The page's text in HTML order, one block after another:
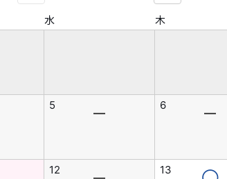
水 木
5
―
6
―
12 13